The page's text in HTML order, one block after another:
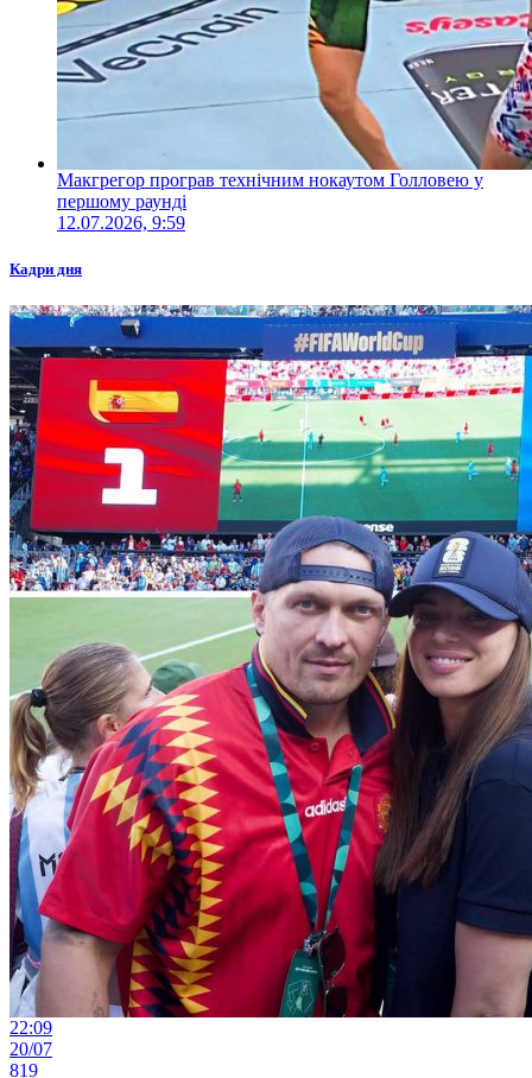
Макгрегор програв технічним нокаутом Голловею у
першому раунді
12.07.2026, 9:59
Кадри дня
22:09
20/07
819